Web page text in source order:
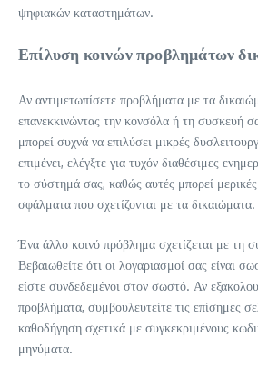
ψηφιακών καταστημάτων.
Επίλυση κοινών προβλημάτων
Αν αντιμετωπίσετε προβλήματα με τα
επανεκκινώντας την κονσόλα ή τη συσκευή
μπορεί συχνά να επιλύσει μικρές
επιμένει, ελέγξτε για τυχόν διαθέσιμες
το σύστημά σας, καθώς αυτές μπορεί
σφάλματα που σχετίζονται με τα δικαιώματα.
Ένα άλλο κοινό πρόβλημα σχετίζεται με τη
Βεβαιωθείτε ότι οι λογαριασμοί σας είναι
είστε συνδεδεμένοι στον σωστό. Αν
προβλήματα, συμβουλευτείτε τις επίσημες
καθοδήγηση σχετικά με συγκεκριμένους
μηνύματα.